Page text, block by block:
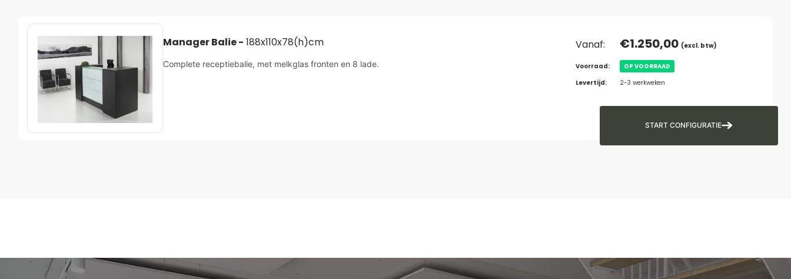
Manager Balie - 188x110x78(h)cm
Complete receptiebalie, met melkglas fronten en 8 lade.
Vanaf: €1.250,00 (excl. btw)
Voorraad:
OP VOORRAAD
Levertijd:
2-3 werkweken
START CONFIGURATIE